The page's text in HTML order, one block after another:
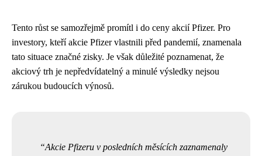
Tento růst se samozřejmě promítl i do ceny akcií Pfizer. Pro
investory, kteří akcie Pfizer vlastnili před pandemií, znamenala
tato situace značné zisky. Je však důležité poznamenat, že
akciový trh je nepředvídatelný a minulé výsledky nejsou
zárukou budoucích výnosů.
Akcie Pfizeru v posledních měsících zaznamenaly